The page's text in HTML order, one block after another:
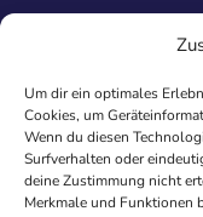
Um dir ein optimales
Cookies, um
Wenn du diesen
Surfverhalten oder
deine Zustimmung nicht
Merkmale und Funktionen